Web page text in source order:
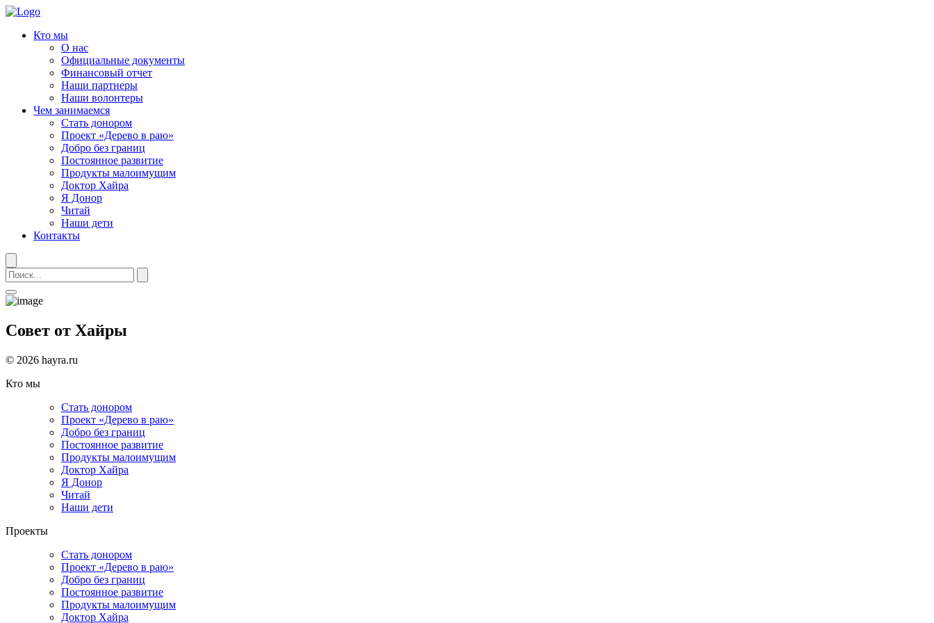
Кто мы
О нас
Официальные документы
Финансовый отчет
Наши партнеры
Наши волонтеры
Чем занимаемся
Стать донором
Проект «Дерево в раю»
Добро без границ
Постоянное развитие
Продукты малоимущим
Доктор Хайра
Я Донор
Читай
Наши дети
Контакты
Совет от Хайры
© 2026 hayra.ru
Кто мы
Стать донором
Проект «Дерево в раю»
Добро без границ
Постоянное развитие
Продукты малоимущим
Доктор Хайра
Я Донор
Читай
Наши дети
Проекты
Стать донором
Проект «Дерево в раю»
Добро без границ
Постоянное развитие
Продукты малоимущим
Доктор Хайра